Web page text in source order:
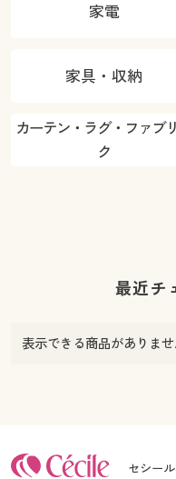
家電
家具・収納
カーテン・ラグ・ファブ
ク
最近チ
表示できる商品がありませ
セシー